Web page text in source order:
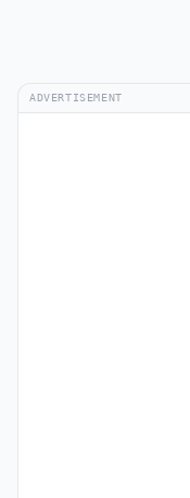
ADVERTISEMENT